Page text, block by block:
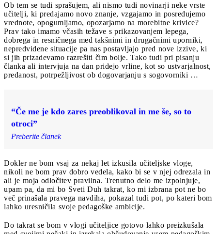
Ob tem se tudi sprašujem, ali nismo tudi novinarji neke vrste
učitelji, ki predajamo novo znanje, vzgajamo in posredujemo
vrednote, opogumljamo, opozarjamo na morebitne krivice?
Prav tako imamo včasih težave s prikazovanjem lepega,
dobrega in resničnega med takšnimi in drugačnimi uporniki,
nepredvidene situacije pa nas postavljajo pred nove izzive, ki
si jih prizadevamo razrešiti čim bolje. Tako tudi pri pisanju
članka ali intervjuja na dan pridejo vrline, kot so ustvarjalnost,
predanost, potrpežljivost ob dogovarjanju s sogovorniki …
“Če me je kdo zares preoblikoval in me še, so to
otroci”
Preberite članek
Dokler ne bom vsaj za nekaj let izkusila učiteljske vloge,
nikoli ne bom prav dobro vedela, kako bi se v njej odrezala in
ali je moja odločitev pravilna. Trenutno delo me izpolnjuje,
upam pa, da mi bo Sveti Duh takrat, ko mi izbrana pot ne bo
več prinašala pravega navdiha, pokazal tudi pot, po kateri bom
lahko uresničila svoje pedagoške ambicije.
Do takrat se bom v vlogi učiteljice gotovo lahko preizkušala